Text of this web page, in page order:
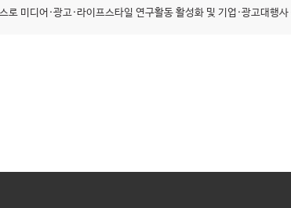
로 미디어·광고·라이프스타일 연구활동 활성화 및 기업·광고대행